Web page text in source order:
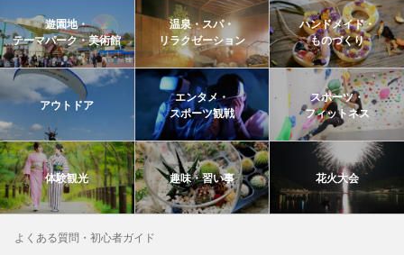
遊園地・
テーマパーク・美術館
温泉・スパ・
リラクゼーション
ハンドメイド・
ものづくり
アウトドア
エンタメ・
スポーツ観戦
スポーツ・
フィットネス
体験観光 趣味・習い事 花火大会
よくある質問・初心者ガイド